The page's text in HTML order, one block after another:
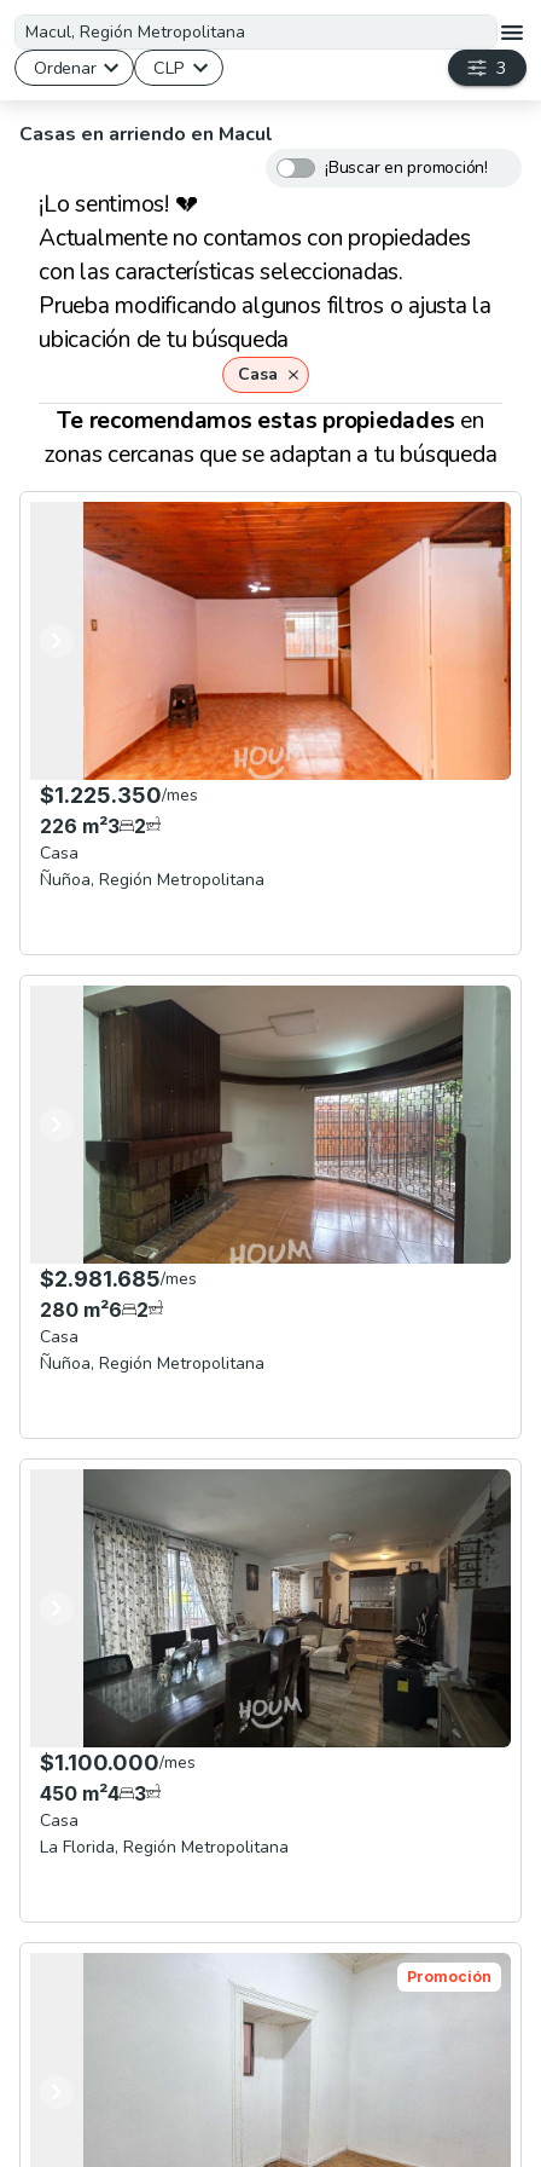
3
Ordenar CLP
Casas en arriendo en Macul
¡Buscar en promoción!
¡Lo sentimos! 💔
Actualmente no contamos con propiedades
con las características seleccionadas.
Prueba modificando algunos filtros o ajusta la
ubicación de tu búsqueda
Casa
Te recomendamos estas propiedades en
zonas cercanas que se adaptan a tu búsqueda
$1.225.350/mes
226 m²3 2
Casa
Ñuñoa, Región Metropolitana
Anterior
Siguiente
$2.981.685/mes
280 m²6 2
Casa
Ñuñoa, Región Metropolitana
Anterior
Siguiente
$1.100.000/mes
450 m²4 3
Casa
La Florida, Región Metropolitana
Promoción